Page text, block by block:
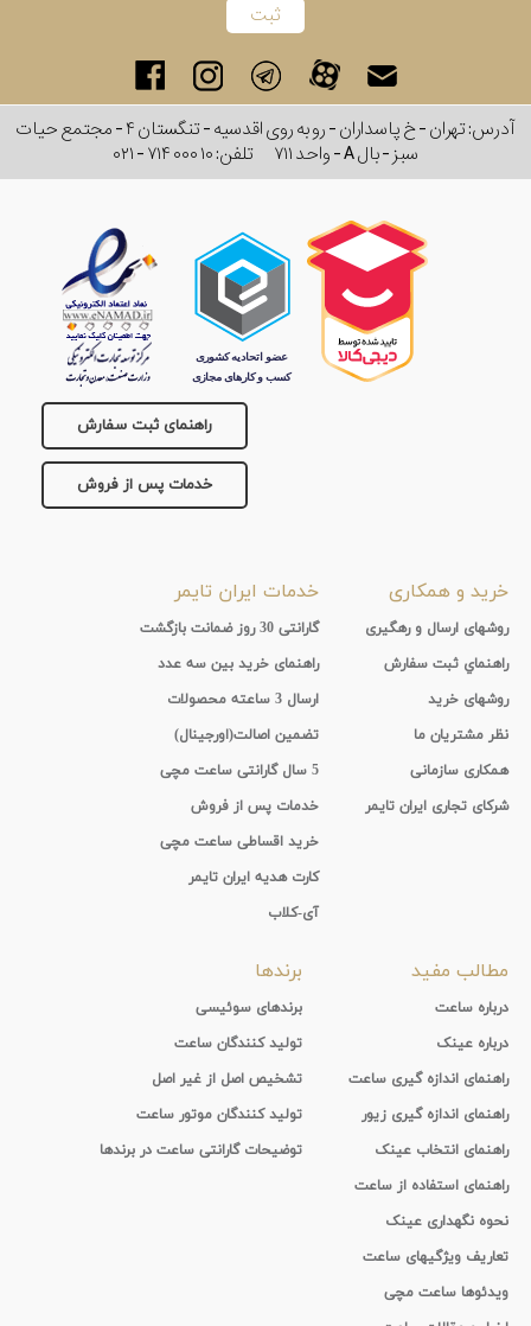
کشور
آدرس: تهران - خ پاسداران - رو به روی اقدسیه - تنگستان ۴ - مجتمع حیات
سبز - بال A - واحد ۷۱۱
تلفن:۰۲۱ - ۷۱۴ ۰۰۰ ۱۰
راهنمای ثبت سفارش
خدمات پس از فروش
خرید و همکاری
روشهای ارسال و رهگیری
راهنماي ثبت سفارش
روشهای خرید
نظر مشتریان ما
همکاری سازمانی
شرکای تجاری ایران تایمر
خدمات ایران تایمر
گارانتی 30 روز ضمانت بازگشت
راهنمای خرید بین سه عدد
ارسال 3 ساعته محصولات
تضمین اصالت(اورجینال)
5 سال گارانتی ساعت مچی
خدمات پس از فروش
خرید اقساطی ساعت مچی
کارت هدیه ایران تایمر
آی-کلاب
مطالب مفید
درباره ساعت
درباره عینک
راهنمای اندازه گیری ساعت
راهنمای اندازه گیری زیور
راهنمای انتخاب عینک
راهنمای استفاده از ساعت
نحوه نگهداری عینک
تعاریف ویژگیهای ساعت
ویدئوها ساعت مچی
برندها
برندهای سوئیسی
تولید کنندگان ساعت
تشخیص اصل از غیر اصل
تولید کنندگان موتور ساعت
توضیحات گارانتی ساعت در برندها